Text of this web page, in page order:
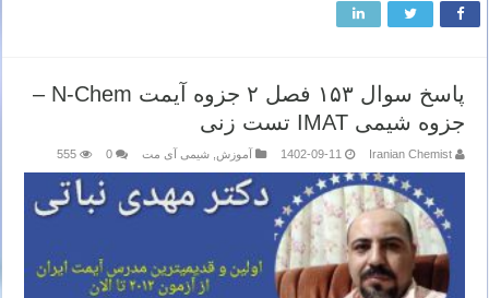
پاسخ سوال ۱۵۳ فصل ۲ جزوه آیمت N-Chem –
جزوه شیمی IMAT تست زنی
Iranian Chemist
1402-09-11 آموزش شیمی آی مت 0
555